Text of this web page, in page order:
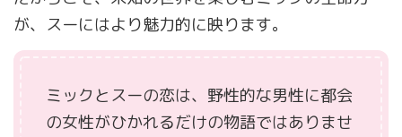
が、スーにはより魅力的に映ります。
ミックとスーの恋は、野性的な男性に都会
の女性がひかれるだけの物語ではありませ